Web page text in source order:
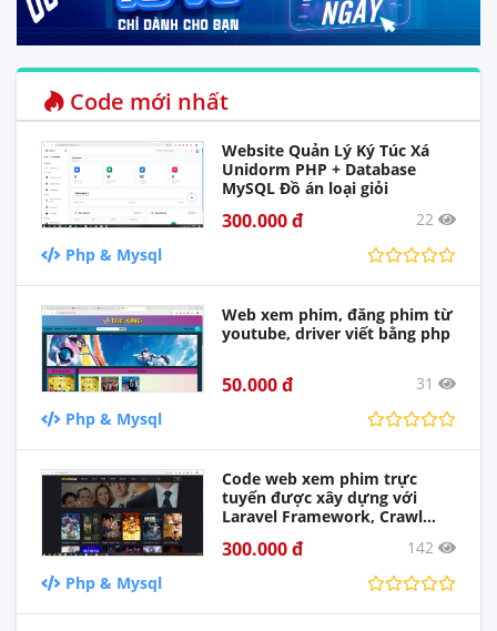
Code mới nhất
Website Quản Lý Ký Túc Xá
Unidorm PHP + Database
MySQL Đồ án loại giỏi
300.000 đ
22
Php & Mysql
Web xem phim, đăng phim từ
youtube, driver viết bằng php
50.000 đ
31
Php & Mysql
Code web xem phim trực
tuyến được xây dựng với
Laravel Framework, Crawl
đăng phim
300.000 đ
142
Php & Mysql